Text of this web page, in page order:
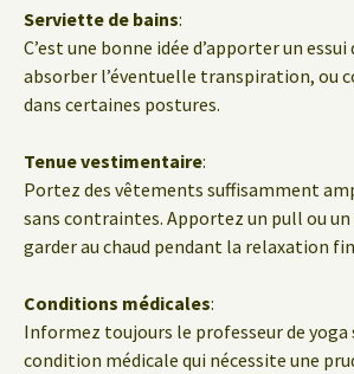
Serviette de bains:
C’est une bonne idée d’apporter un
absorber l’éventuelle transpiration, ou
dans certaines postures.
Tenue vestimentaire:
Portez des vêtements suffisamment
sans contraintes. Apportez un pull ou
garder au chaud pendant la relaxation
Conditions médicales:
Informez toujours le professeur de yoga
condition médicale qui nécessite une